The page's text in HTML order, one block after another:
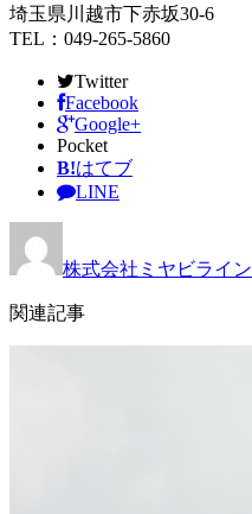
埼玉県川越市下赤坂30-6
TEL：049-265-5860
Twitter
Facebook
Google+
Pocket
B!はてブ
LINE
株式会社ミヤビライン
関連記事